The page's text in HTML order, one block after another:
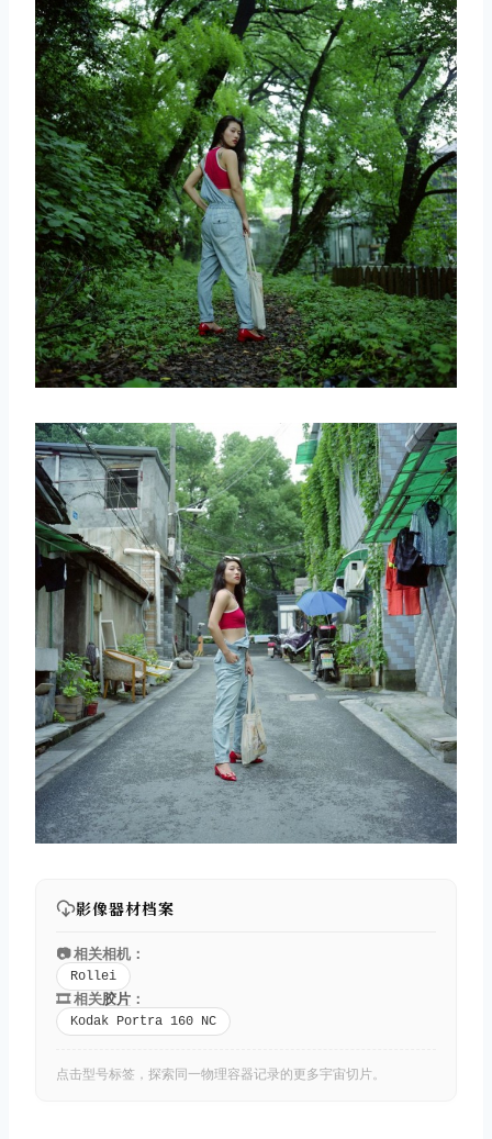
影像器材档案
📷 相关相机：
Rollei
🎞️ 相关胶片 ：
Kodak Portra 160 NC
点击型号标签，探索同一物理容器记录的更多宇宙切片。